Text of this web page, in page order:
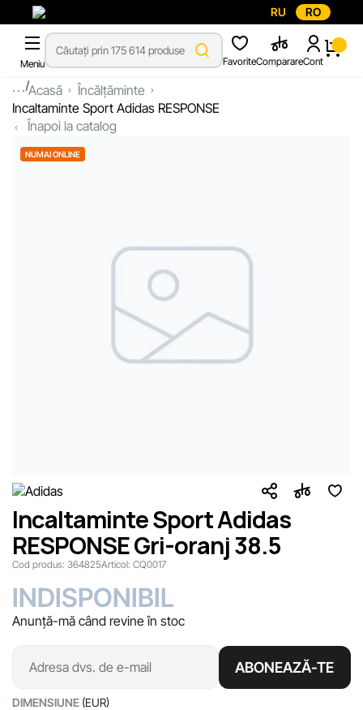
RU RO
Meniu FavoriteComparareCont
...Acasă
Încălțăminte
Incaltaminte Sport Adidas RESPONSE
Înapoi la catalog
NUMAI ONLINE
Incaltaminte Sport Adidas
RESPONSE Gri-oranj 38.5
Cod produs: 364825Articol: CQ0017
INDISPONIBIL
Anunță-mă când revine în stoc
ABONEAZĂ-TE
DIMENSIUNE (EUR)